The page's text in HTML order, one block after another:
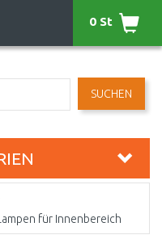
SUCHEN
0 St
für Innenbereich